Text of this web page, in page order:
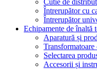
Întrerupător cu
Întrerupător
Echipamente de înaltă
Aparatură și
Transformatoare
Selectarea
Accesorii și